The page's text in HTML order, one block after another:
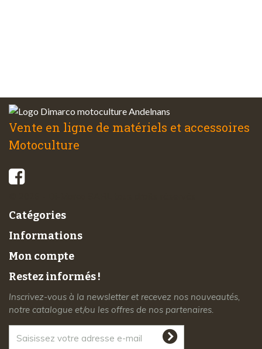
Vente en ligne de matériels et accessoires
Motoculture
Catégories
Informations
Mon compte
Restez informés !
Inscrivez-vous à la newsletter et recevez nos nouveautés,
notre catalogue et/ou les offres de nos partenaires.